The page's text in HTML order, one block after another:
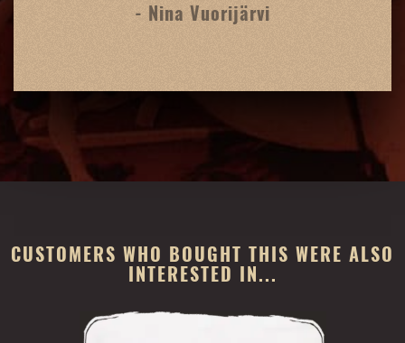
- Nina Vuorijärvi
CUSTOMERS WHO BOUGHT THIS WERE ALSO
INTERESTED IN...